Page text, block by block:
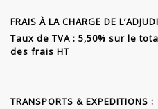
FRAIS À LA CHARGE DE
Taux de TVA : 5,50% sur le
des frais HT
TRANSPORTS & EXPEDITIONS :